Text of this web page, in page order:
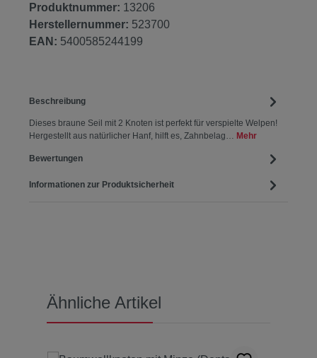
Produktnummer: 13206
Herstellernummer: 523700
EAN: 5400585244199
Beschreibung
Dieses braune Seil mit 2 Knoten ist perfekt für verspielte Welpen!
Hergestellt aus natürlicher Hanf, hilft es, Zahnbelag… Mehr
Bewertungen
Informationen zur Produktsicherheit
Produktgalerie überspringen
Ähnliche Artikel